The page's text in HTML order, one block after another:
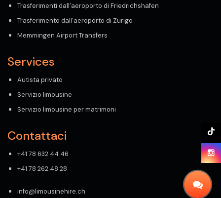
Trasferimenti dall'aeroporto di Friedrichshafen
Trasferimento dall'aeroporto di Zurigo
Memmingen Airport Transfers
Services
Autista privato
Servizio limousine
Servizio limousine per matrimoni
Contattaci
+41 78 632 44 46
+41 78 262 48 28
info@limousinehire.ch